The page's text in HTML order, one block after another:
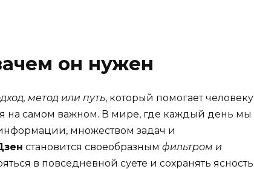
он нужен
метод или путь, который помогает человеку
на самом важном. В мире, где каждый день мы
множеством задач и
становится своеобразным фильтром и
в повседневной суете и сохранять ясность